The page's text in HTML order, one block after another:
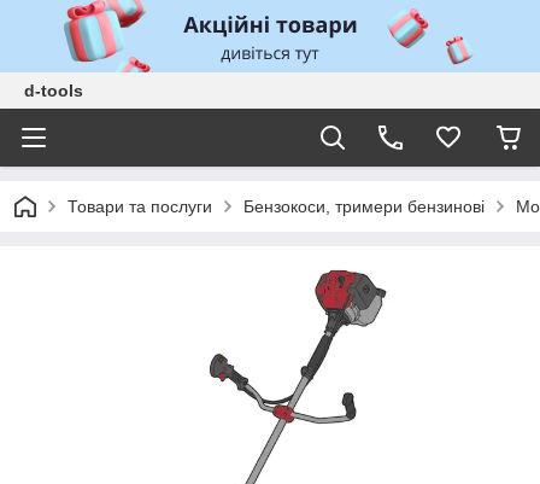
d-tools
Товари та послуги Бензокоси, тримери бензинові